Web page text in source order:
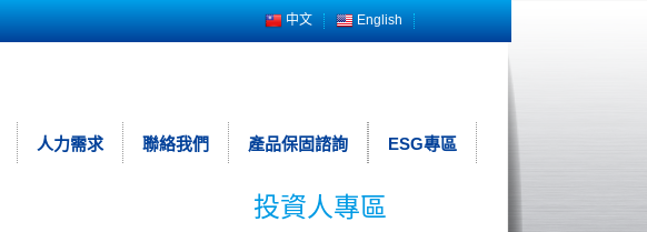
English
中文
人力需求 聯絡我們 產品保固諮詢 ESG專區
投資人專區